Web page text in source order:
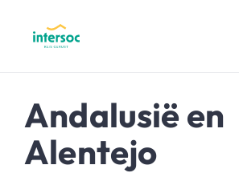
Andalusië en
Alentejo